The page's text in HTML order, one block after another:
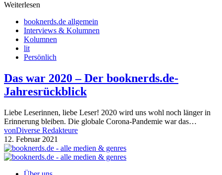
Weiterlesen
booknerds.de allgemein
Interviews & Kolumnen
Kolumnen
lit
Persönlich
Das war 2020 – Der booknerds.de-
Jahresrückblick
Liebe Leserinnen, liebe Leser! 2020 wird uns wohl noch länger in
Erinnerung bleiben. Die globale Corona-Pandemie war das…
vonDiverse Redakteure
12. Februar 2021